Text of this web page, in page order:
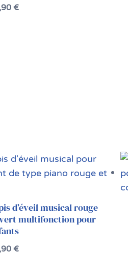
€
d’éveil musical rouge
multifonction pour
€